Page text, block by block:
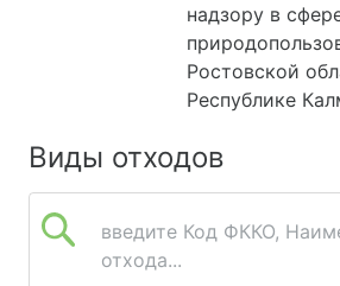
надзору в
Ростовской
Республике
Виды отходов
введите Код ФККО,
отхода...